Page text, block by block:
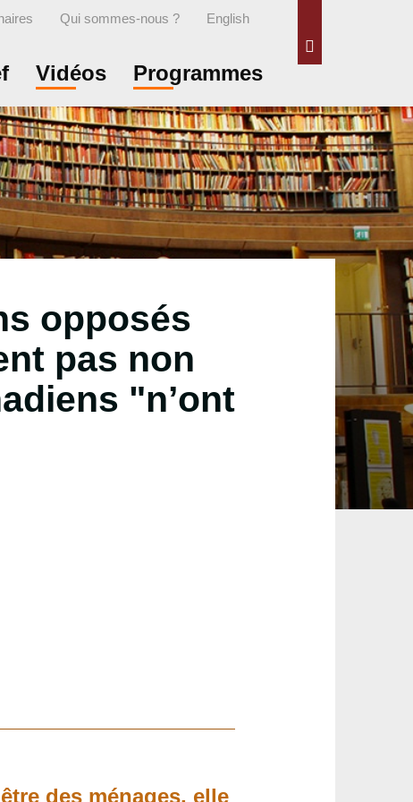
Qui sommes-nous ? English
Vidéos Programmes
opposés
pas non
"n’ont
des ménages, elle